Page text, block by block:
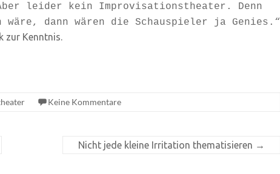
leider kein Improvisationstheater. Denn
wäre, dann wären die Schauspieler ja Genies.“
zur Kenntnis.
Keine Kommentare
Nicht jede kleine Irritation thematisieren →